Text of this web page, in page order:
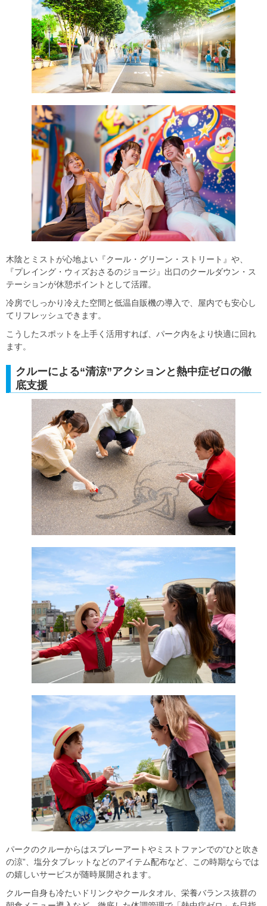
木陰とミストが心地よい『クール・グリーン・ストリート』や、
『プレイング・ウィズおさるのジョージ』出口のクールダウン・ス
テーションが休憩ポイントとして活躍。
冷房でしっかり冷えた空間と低温自販機の導入で、屋内でも安心し
てリフレッシュできます。
こうしたスポットを上手く活用すれば、パーク内をより快適に回れ
ます。
クルーによる“清涼”アクションと熱中症ゼロの徹
底支援
パークのクルーからはスプレーアートやミストファンでの“ひと吹き
の涼”、塩分タブレットなどのアイテム配布など、この時期ならでは
の嬉しいサービスが随時展開されます。
クルー自身も冷たいドリンクやクールタオル、栄養バランス抜群の